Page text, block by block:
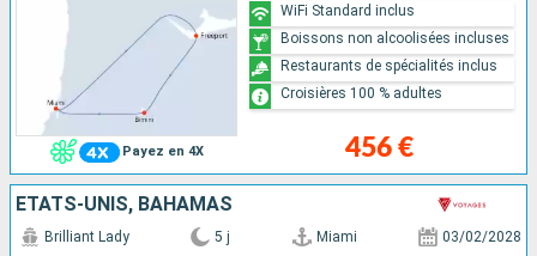
Payez en 4X 456 €
WiFi Standard inclus
Boissons non alcoolisées incluses
Restaurants de spécialités inclus
Croisières 100 % adultes
ÉTATS-UNIS, BAHAMAS
Brilliant Lady 5 j Miami 03/02/2028